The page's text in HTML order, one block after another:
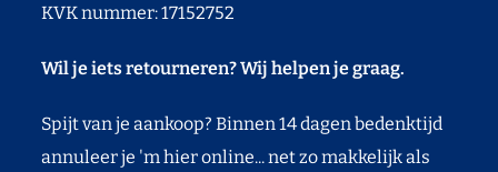
KVK nummer: 17152752
Wil je iets retourneren? Wij helpen je graag.
Spijt van je aankoop? Binnen 14 dagen bedenktijd
annuleer je 'm hier online... net zo makkelijk als